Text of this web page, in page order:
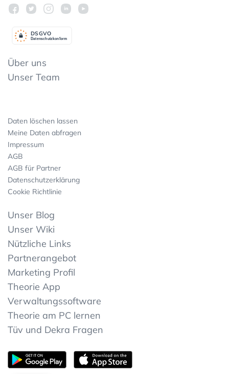
Datenschutzkonform
DSGVO
Über uns
Unser Team
Daten löschen lassen
Meine Daten abfragen
Impressum
AGB
AGB für Partner
Datenschutzerklärung
Cookie Richtlinie
Unser Blog
Unser Wiki
Nützliche Links
Partnerangebot
Marketing Profil
Theorie App
Verwaltungssoftware
Theorie am PC lernen
Tüv und Dekra Fragen